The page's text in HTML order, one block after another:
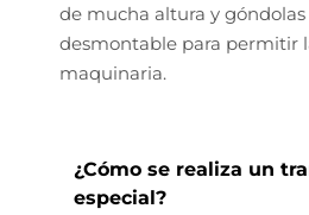
de mucha altura y
desmontable para permitir
maquinaria.
¿Cómo se realiza un
especial?